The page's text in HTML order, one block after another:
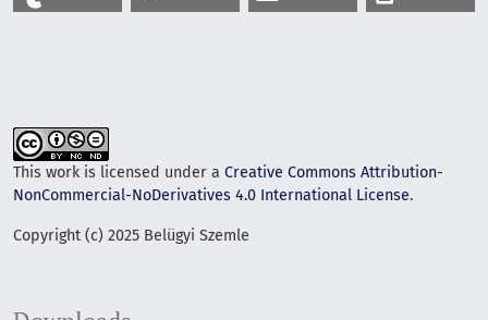
This work is licensed under a Creative Commons Attribution-
NonCommercial-NoDerivatives 4.0 International License.
Copyright (c) 2025 Belügyi Szemle